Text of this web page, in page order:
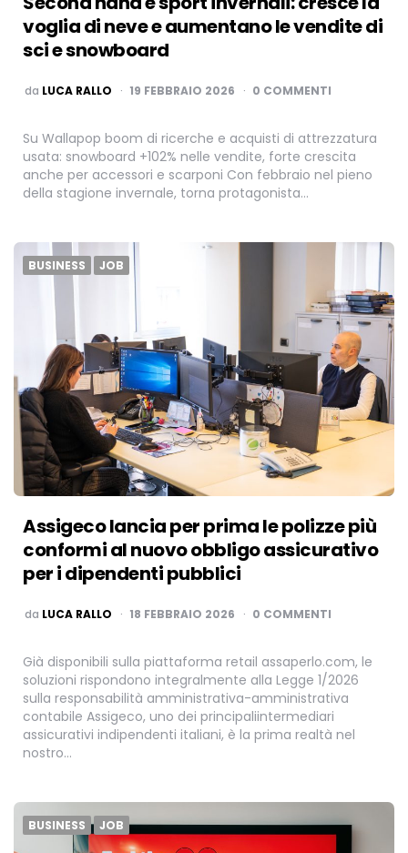
voglia di neve e aumentano le vendite di
sci e snowboard
PUBBLICATO
da LUCA RALLO 19 FEBBRAIO 2026 0 COMMENTI
Su Wallapop boom di ricerche e acquisti di attrezzatura
usata: snowboard +102% nelle vendite, forte crescita
anche per accessori e scarponi Con febbraio nel pieno
della stagione invernale, torna protagonista…
BUSINESS JOB
Assigeco lancia per prima le polizze più
conformi al nuovo obbligo assicurativo
per i dipendenti pubblici
PUBBLICATO
da LUCA RALLO 18 FEBBRAIO 2026 0 COMMENTI
Già disponibili sulla piattaforma retail assaperlo.com, le
soluzioni rispondono integralmente alla Legge 1/2026
sulla responsabilità amministrativa-amministrativa
contabile Assigeco, uno dei principaliintermediari
assicurativi indipendenti italiani, è la prima realtà nel
nostro…
BUSINESS JOB